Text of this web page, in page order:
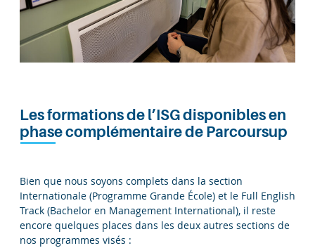
Les formations de l’ISG disponibles en
phase complémentaire de Parcoursup
Bien que nous soyons complets dans la section
Internationale (Programme Grande École) et le Full English
Track (Bachelor en Management International), il reste
encore quelques places dans les deux autres sections de
nos programmes visés :